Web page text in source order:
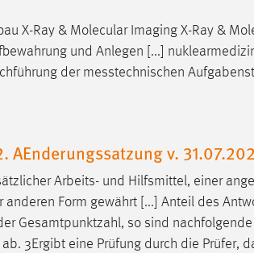
X-Ray & Molecular Imaging X-Ray &
und Anlegen [...]
der messtechnischen
v.
Arbeits- und Hilfsmittel, einer
Form gewährt [...] Anteil des
Gesamtpunktzahl, so sind
3Ergibt eine Prüfung durch die Prüfer,